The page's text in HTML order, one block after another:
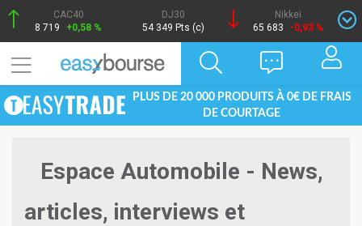
CAC40
8 719
+0,58 %
DJ30
54 349 Pts (c)
Nikkei
65 683
-0,93 %
PLUS DE 20 000 PRODUITS À 0€ DE FRAIS
DE COURTAGE
Espace Automobile - News,
articles, interviews et